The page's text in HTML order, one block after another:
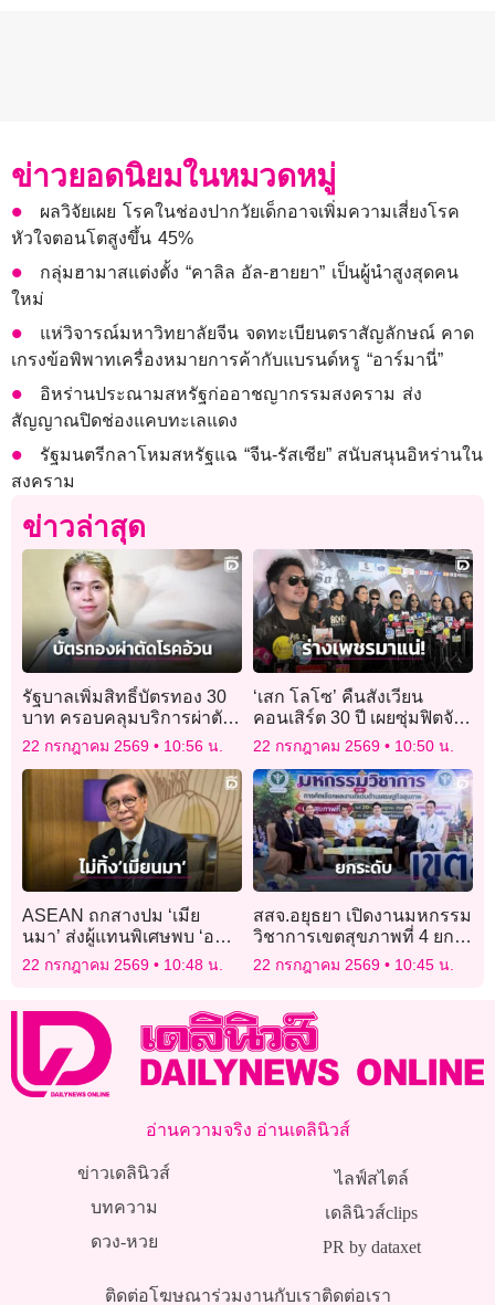
ข่าวยอดนิยมในหมวดหมู่
ผลวิจัยเผย โรคในช่องปากวัยเด็กอาจเพิ่มความเสี่ยงโรค
หัวใจตอนโตสูงขึ้น 45%
กลุ่มฮามาสแต่งตั้ง “คาลิล อัล-ฮายยา” เป็นผู้นำสูงสุดคน
ใหม่
แห่วิจารณ์มหาวิทยาลัยจีน จดทะเบียนตราสัญลักษณ์ คาด
เกรงข้อพิพาทเครื่องหมายการค้ากับแบรนด์หรู “อาร์มานี่”
อิหร่านประณามสหรัฐก่ออาชญากรรมสงคราม ส่ง
สัญญาณปิดช่องแคบทะเลแดง
รัฐมนตรีกลาโหมสหรัฐแฉ “จีน-รัสเซีย” สนับสนุนอิหร่านใน
สงคราม
ข่าวล่าสุด
รัฐบาลเพิ่มสิทธิ์บัตรทอง 30
บาท ครอบคลุมบริการผ่าตัด
โรคอ้วนภาวะรุนแรง
22 กรกฎาคม 2569 10:56 น.
‘เสก โลโซ’ คืนสังเวียน
คอนเสิร์ต 30 ปี เผยซุ่มฟิตจัด
ฉีดพุงกู้ร่างเพชร สะเทือนรา
22 กรกฎาคม 2569 10:50 น.
ASEAN ถกสางปม ‘เมีย
นมา’ ส่งผู้แทนพิเศษพบ ‘ออง
ซาน ซูจี’ ไทยหนุนไม่โดด
เดี่ยวเมียนมา
22 กรกฎาคม 2569 10:48 น.
สสจ.อยุธยา เปิดงานมหกรรม
วิชาการเขตสุขภาพที่ 4 ยก
ระดับการแพทย์แผนไทยยา
สมุนไพรสู่ความยั่งยืน
22 กรกฎาคม 2569 10:45 น.
อ่านความจริง อ่านเดลินิวส์
ข่าวเดลินิวส์
บทความ
ดวง-หวย
ไลฟ์สไตล์
เดลินิวส์clips
PR by dataxet
ติดต่อโฆษณาร่วมงานกับเราติดต่อเรา